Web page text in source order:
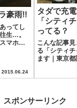
豪雨!!
ってし
生…。
マホで
2015.06.24
タダで充
「シティ
ってる？
こんな記事
る「シティ
ます｜東京
ために並び
にならないよ
使いまし...
スポンサーリンク